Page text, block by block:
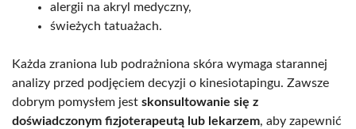
alergii na akryl medyczny,
świeżych tatuażach.
Każda zraniona lub podrażniona skóra wymaga starannej
analizy przed podjęciem decyzji o kinesiotapingu. Zawsze
dobrym pomysłem jest skonsultowanie się z
doświadczonym fizjoterapeutą lub lekarzem, aby zapewnić